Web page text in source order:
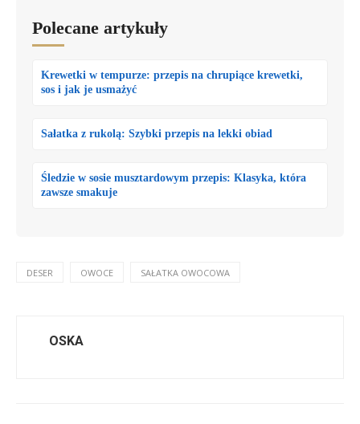
Polecane artykuły
Krewetki w tempurze: przepis na chrupiące krewetki,
sos i jak je usmażyć
Sałatka z rukolą: Szybki przepis na lekki obiad
Śledzie w sosie musztardowym przepis: Klasyka, która
zawsze smakuje
DESER OWOCE SAŁATKA OWOCOWA
OSKA